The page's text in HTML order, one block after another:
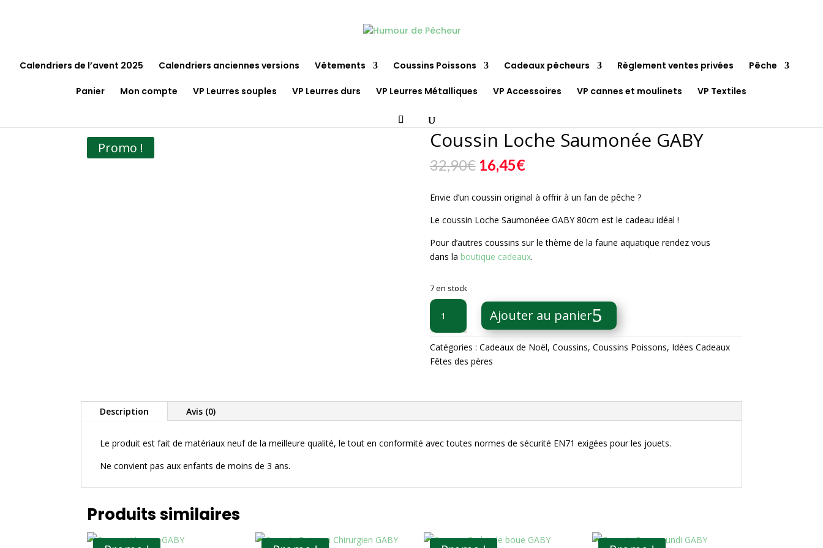
Calendriers de l’avent 2025 Calendriers anciennes versions Vêtements Coussins Poissons Cadeaux pêcheurs Règlement ventes privées Pêche
Panier Mon compte VP Leurres souples VP Leurres durs VP Leurres Métalliques VP Accessoires VP cannes et moulinets VP Textiles
Promo ! Coussin Loche Saumonée GABY
32,90€ Le
prix
initial
était :
32,90€.
16,45€Le
actuel
est :
16,45€.
Envie d’un coussin original à offrir à un fan de pêche ?
Le coussin Loche Saumonéee GABY 80cm est le cadeau idéal !
Pour d’autres coussins sur le thème de la faune aquatique rendez vous
dans la boutique cadeaux.
7 en stock
quantité
Coussin
Loche
Saumonée
Ajouter au panier
Catégories : Cadeaux de Noël, Coussins, Coussins Poissons, Idées Cadeaux
Fêtes des pères
Description Avis (0)
Le produit est fait de matériaux neuf de la meilleure qualité, le tout en conformité avec toutes normes de sécurité EN71 exigées pour les jouets.
Ne convient pas aux enfants de moins de 3 ans.
Produits similaires